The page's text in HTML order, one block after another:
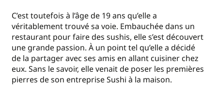
C’est toutefois à l’âge de 19 ans qu’elle a
véritablement trouvé sa voie. Embauchée dans un
restaurant pour faire des sushis, elle s’est découvert
une grande passion. À un point tel qu’elle a décidé
de la partager avec ses amis en allant cuisiner chez
eux. Sans le savoir, elle venait de poser les premières
pierres de son entreprise Sushi à la maison.